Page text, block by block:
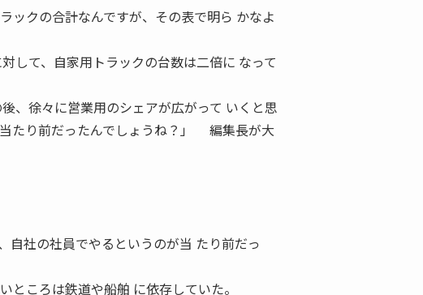
ックの合計なんですが、その表で明ら かなよ
して、自家用トラックの台数は二倍に なって
徐々に営業用のシェアが広がって いくと思
たり前だったんでしょうね？」 編集長が大
自社の社員でやるというのが当 たり前だっ
ころは鉄道や船舶 に依存していた。